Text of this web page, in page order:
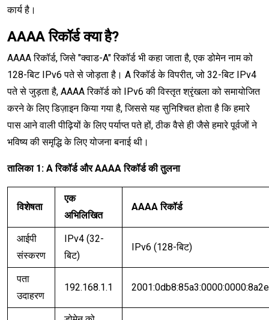
कार्य है।
AAAA रिकॉर्ड क्या है?
AAAA रिकॉर्ड, जिसे "क्वाड-A" रिकॉर्ड भी कहा जाता है, एक डोमेन नाम को
128-बिट IPv6 पते से जोड़ता है। A रिकॉर्ड के विपरीत, जो 32-बिट IPv4
पते से जुड़ता है, AAAA रिकॉर्ड को IPv6 की विस्तृत श्रृंखला को समायोजित
करने के लिए डिज़ाइन किया गया है, जिससे यह सुनिश्चित होता है कि हमारे
पास आने वाली पीढ़ियों के लिए पर्याप्त पते हों, ठीक वैसे ही जैसे हमारे पूर्वजों ने
भविष्य की समृद्धि के लिए योजना बनाई थी।
तालिका 1: A रिकॉर्ड और AAAA रिकॉर्ड की तुलना
विशेषता
एक
अभिलिखित
AAAA रिकॉर्ड
आईपी
संस्करण
IPv4 (32-
बिट)
IPv6 (128-बिट)
पता
उदाहरण
192.168.1.1